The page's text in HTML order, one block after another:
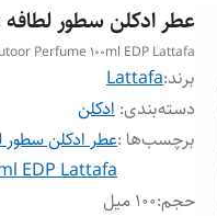
عطر ادکلن سطور لطافه ۱۰۰ میل اصل
Perfume 100ml EDP Lattafa
برند:Lattafa
دسته‌بندی: ادکلن
برچسب‌ها :عطر ادکلن سطور لطافه
EDP Lattafa
حجم:۱۰۰ میل